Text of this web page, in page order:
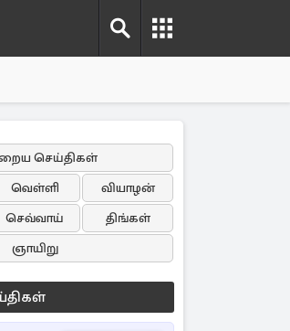
செய்திகள்
வெள்ளி
வியாழன்
செவ்வாய்
திங்கள்
ஞாயிறு